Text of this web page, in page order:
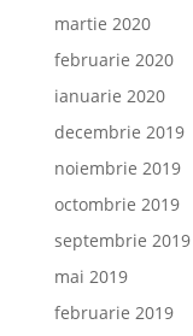
martie 2020
februarie 2020
ianuarie 2020
decembrie 2019
noiembrie 2019
octombrie 2019
septembrie 2019
mai 2019
februarie 2019